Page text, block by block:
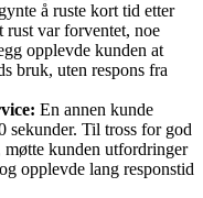
å ruste kort tid etter
rust var forventet, noe
opplevde kunden at
bruk, uten respons fra
En annen kunde
sekunder. Til tross for god
kunden utfordringer
opplevde lang responstid